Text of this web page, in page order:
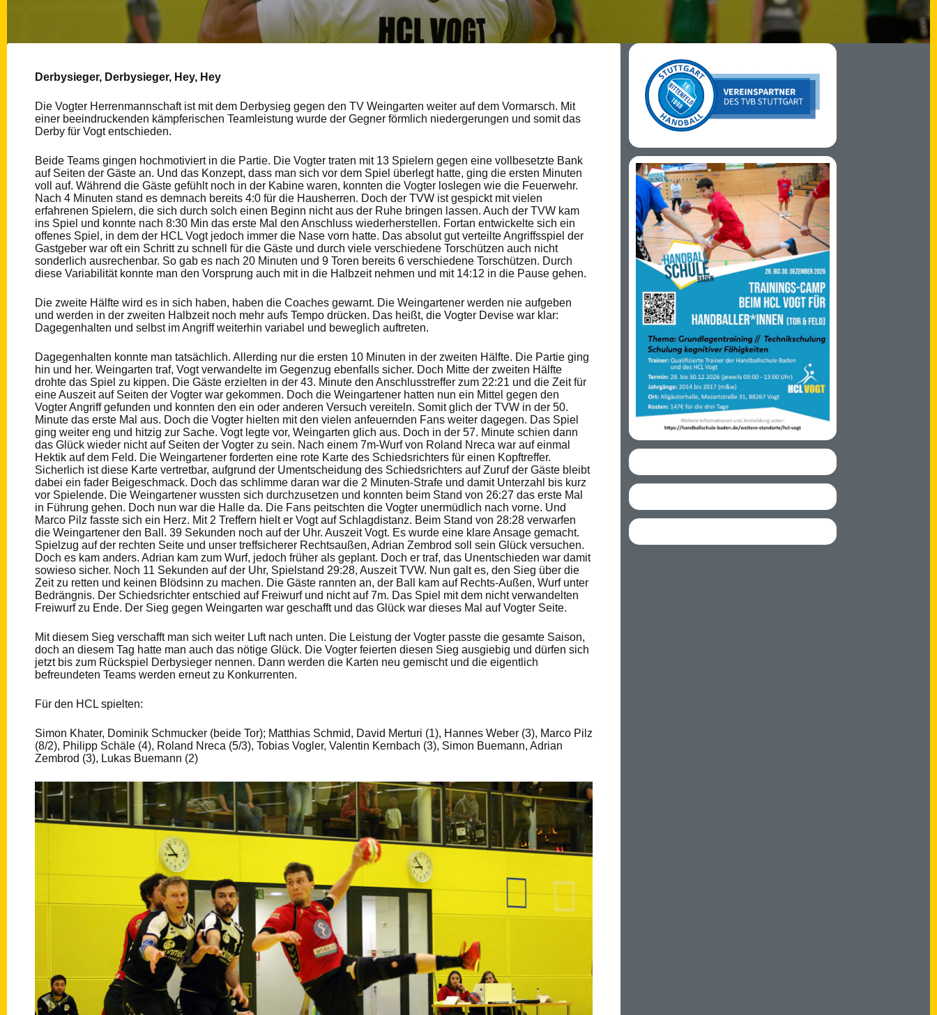
Derbysieger, Derbysieger, Hey, Hey
Die Vogter Herrenmannschaft ist mit dem Derbysieg gegen den TV Weingarten weiter auf dem Vormarsch. Mit
einer beeindruckenden kämpferischen Teamleistung wurde der Gegner förmlich niedergerungen und somit das
Derby für Vogt entschieden.
Beide Teams gingen hochmotiviert in die Partie. Die Vogter traten mit 13 Spielern gegen eine vollbesetzte Bank
auf Seiten der Gäste an. Und das Konzept, dass man sich vor dem Spiel überlegt hatte, ging die ersten Minuten
voll auf. Während die Gäste gefühlt noch in der Kabine waren, konnten die Vogter loslegen wie die Feuerwehr.
Nach 4 Minuten stand es demnach bereits 4:0 für die Hausherren. Doch der TVW ist gespickt mit vielen
erfahrenen Spielern, die sich durch solch einen Beginn nicht aus der Ruhe bringen lassen. Auch der TVW kam
ins Spiel und konnte nach 8:30 Min das erste Mal den Anschluss wiederherstellen. Fortan entwickelte sich ein
offenes Spiel, in dem der HCL Vogt jedoch immer die Nase vorn hatte. Das absolut gut verteilte Angriffsspiel der
Gastgeber war oft ein Schritt zu schnell für die Gäste und durch viele verschiedene Torschützen auch nicht
sonderlich ausrechenbar. So gab es nach 20 Minuten und 9 Toren bereits 6 verschiedene Torschützen. Durch
diese Variabilität konnte man den Vorsprung auch mit in die Halbzeit nehmen und mit 14:12 in die Pause gehen.
Die zweite Hälfte wird es in sich haben, haben die Coaches gewarnt. Die Weingartener werden nie aufgeben
und werden in der zweiten Halbzeit noch mehr aufs Tempo drücken. Das heißt, die Vogter Devise war klar:
Dagegenhalten und selbst im Angriff weiterhin variabel und beweglich auftreten.
Dagegenhalten konnte man tatsächlich. Allerding nur die ersten 10 Minuten in der zweiten Hälfte. Die Partie ging
hin und her. Weingarten traf, Vogt verwandelte im Gegenzug ebenfalls sicher. Doch Mitte der zweiten Hälfte
drohte das Spiel zu kippen. Die Gäste erzielten in der 43. Minute den Anschlusstreffer zum 22:21 und die Zeit für
eine Auszeit auf Seiten der Vogter war gekommen. Doch die Weingartener hatten nun ein Mittel gegen den
Vogter Angriff gefunden und konnten den ein oder anderen Versuch vereiteln. Somit glich der TVW in der 50.
Minute das erste Mal aus. Doch die Vogter hielten mit den vielen anfeuernden Fans weiter dagegen. Das Spiel
ging weiter eng und hitzig zur Sache. Vogt legte vor, Weingarten glich aus. Doch in der 57. Minute schien dann
das Glück wieder nicht auf Seiten der Vogter zu sein. Nach einem 7m-Wurf von Roland Nreca war auf einmal
Hektik auf dem Feld. Die Weingartener forderten eine rote Karte des Schiedsrichters für einen Kopftreffer.
Sicherlich ist diese Karte vertretbar, aufgrund der Umentscheidung des Schiedsrichters auf Zuruf der Gäste bleibt
dabei ein fader Beigeschmack. Doch das schlimme daran war die 2 Minuten-Strafe und damit Unterzahl bis kurz
vor Spielende. Die Weingartener wussten sich durchzusetzen und konnten beim Stand von 26:27 das erste Mal
in Führung gehen. Doch nun war die Halle da. Die Fans peitschten die Vogter unermüdlich nach vorne. Und
Marco Pilz fasste sich ein Herz. Mit 2 Treffern hielt er Vogt auf Schlagdistanz. Beim Stand von 28:28 verwarfen
die Weingartener den Ball. 39 Sekunden noch auf der Uhr. Auszeit Vogt. Es wurde eine klare Ansage gemacht.
Spielzug auf der rechten Seite und unser treffsicherer Rechtsaußen, Adrian Zembrod soll sein Glück versuchen.
Doch es kam anders. Adrian kam zum Wurf, jedoch früher als geplant. Doch er traf, das Unentschieden war damit
sowieso sicher. Noch 11 Sekunden auf der Uhr, Spielstand 29:28, Auszeit TVW. Nun galt es, den Sieg über die
Zeit zu retten und keinen Blödsinn zu machen. Die Gäste rannten an, der Ball kam auf Rechts-Außen, Wurf unter
Bedrängnis. Der Schiedsrichter entschied auf Freiwurf und nicht auf 7m. Das Spiel mit dem nicht verwandelten
Freiwurf zu Ende. Der Sieg gegen Weingarten war geschafft und das Glück war dieses Mal auf Vogter Seite.
Mit diesem Sieg verschafft man sich weiter Luft nach unten. Die Leistung der Vogter passte die gesamte Saison,
doch an diesem Tag hatte man auch das nötige Glück. Die Vogter feierten diesen Sieg ausgiebig und dürfen sich
jetzt bis zum Rückspiel Derbysieger nennen. Dann werden die Karten neu gemischt und die eigentlich
befreundeten Teams werden erneut zu Konkurrenten.
Für den HCL spielten:
Simon Khater, Dominik Schmucker (beide Tor); Matthias Schmid, David Merturi (1), Hannes Weber (3), Marco Pilz
(8/2), Philipp Schäle (4), Roland Nreca (5/3), Tobias Vogler, Valentin Kernbach (3), Simon Buemann, Adrian
Zembrod (3), Lukas Buemann (2)